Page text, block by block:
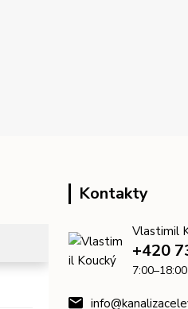
Kontakty
Vlastimil
+420